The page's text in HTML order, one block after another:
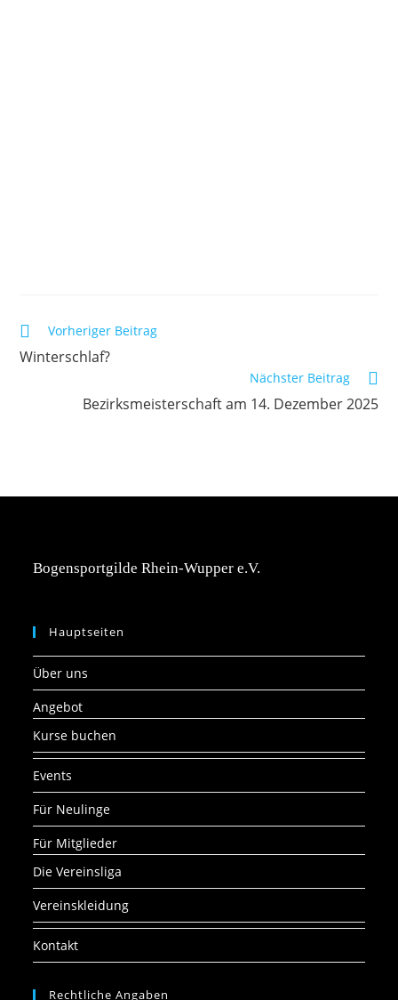
Vorheriger Beitrag
Winterschlaf?
Nächster Beitrag
Bezirksmeisterschaft am 14. Dezember 2025
Bogensportgilde Rhein-Wupper e.V.
Hauptseiten
Über uns
Angebot
Kurse buchen
Events
Für Neulinge
Für Mitglieder
Die Vereinsliga
Vereinskleidung
Kontakt
Rechtliche Angaben